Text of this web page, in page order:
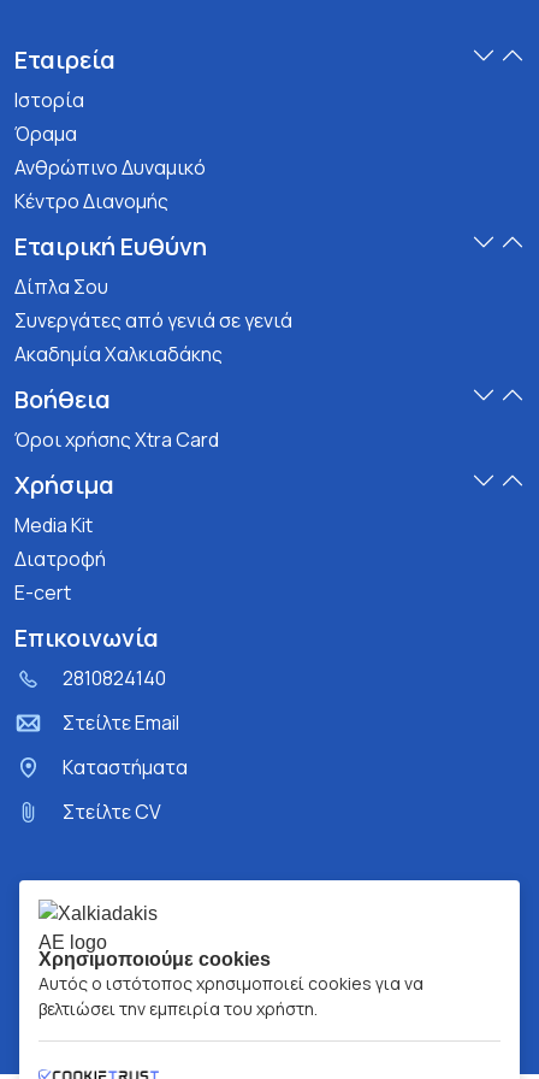
Εταιρεία
Ιστορία
Όραμα
Ανθρώπινο Δυναμικό
Κέντρο Διανομής
Εταιρική Ευθύνη
Δίπλα Σου
Συνεργάτες από γενιά σε γενιά
Ακαδημία Χαλκιαδάκης
Βοήθεια
Όροι χρήσης Xtra Card
Χρήσιμα
Media Kit
Διατροφή
E-cert
Επικοινωνία
2810824140
Στείλτε Email
Kαταστήματα
Στείλτε CV
Χρησιμοποιούμε cookies
Αυτός ο ιστότοπος χρησιμοποιεί cookies για να
βελτιώσει την εμπειρία του χρήστη.